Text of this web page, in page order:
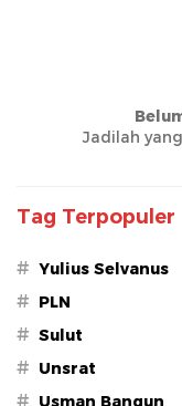
Jadilah
Tag Terpopuler
# Yulius Selvanus
# PLN
# Sulut
# Unsrat
# Usman Bangun